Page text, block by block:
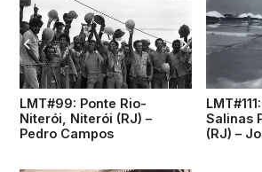
LMT#99: Ponte Rio-
Niterói, Niterói (RJ) –
Pedro Campos
Salinas
(RJ) –